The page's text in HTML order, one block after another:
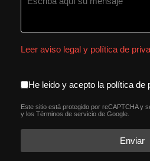
Leer aviso legal y política de
aceptacion
He leido y acepto la política de
reCAPTCHA*
Este sitio está protegido por reCAPTCHA y
y los Términos de servicio de Google.
Enviar